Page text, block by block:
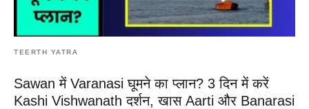
TEERTH YATRA
Sawan में Varanasi घूमने का प्लान? 3 दिन में करें
Kashi Vishwanath दर्शन, खास Aarti और Banarasi